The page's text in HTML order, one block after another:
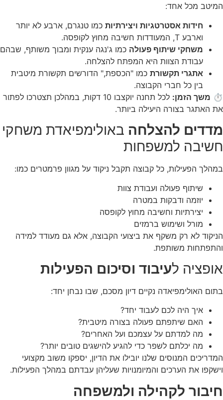
המיטב מכל אחד:
חידות אסטרטגיות ויצירתיות כמו טנגרם, ארבע לא יותר
וארבע T, המעודדות חשיבה מחוץ לקופסה.
משחקי שיתוף פעולה כמו ג'נגה ענקית ומבוך משותף, שבהם
עבודת הצוות היא המפתח להצלחה.
אתגרי תקשורת כמו "הכספת," הדורשים תקשורת מיטבית
בין כל חברי הקבוצה.
⏱️ משך הזמן:
לכל תחנה יוקצבו 10 דקות, במהלכן תצטרכו לפתור
את האתגר בצורה היעילה ביותר.
מדדים להצלחה באולימפיאדת משחקי
חשיבה למשפחות
במהלך הפעילות, כל קבוצה תקבל ניקוד על מגוון פרמטרים כמו:
שיתוף פעולה ועבודת צוות
יוזמה ודבקות במטרה
יצירתיות וחשיבה מחוץ לקופסה
מורל ושימוש ברמזים
הניקוד לא רק משקף את ביצועי הקבוצה, אלא גם מעודד למידה
והתפתחות משותפת.
אופציה לעיבוד וסיכום הפעילות
בתום האולימפיאדה נקיים דיון מסכם, שבו נבחן יחד:
איך היה לכם לעבוד יחד?
האם שיתפתם פעולה בצורה מיטבית?
מה למדתם על עצמכם ועל האחרים?
מה יכלתם לשפר כדי להגיע להישגים טובים יותר?
המדריכים המנוסים שלנו יובילו את הדיון, יספקו משוב מקצועי
וישקפו את הערכים והמיומנויות שעליהן עבדתם במהלך הפעילות.
חיבור לקהילה ולמשפחה